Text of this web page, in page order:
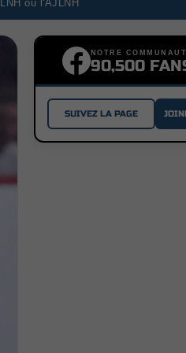
ou l'AJLNH
NOTRE
90,500
SUIVEZ LA PAGE